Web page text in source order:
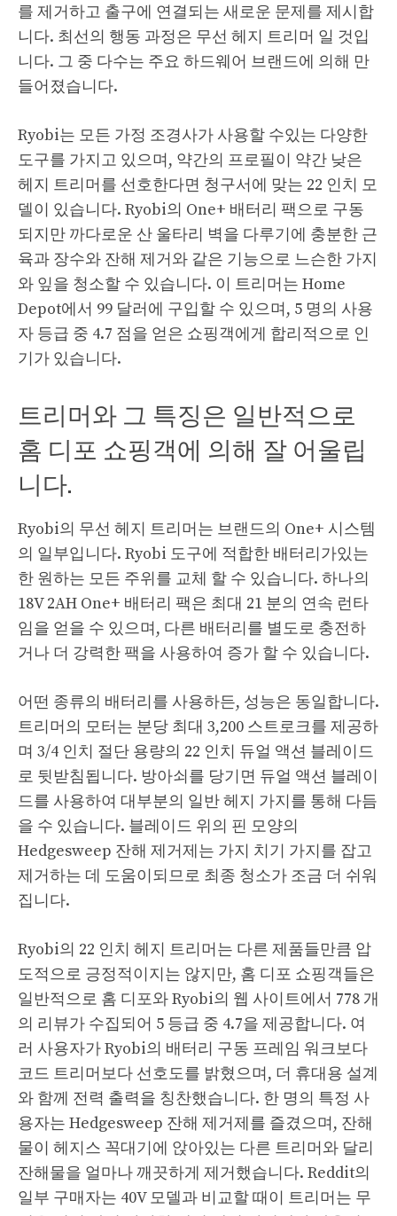
를 제거하고 출구에 연결되는 새로운 문제를 제시합
니다. 최선의 행동 과정은 무선 헤지 트리머 일 것입
니다. 그 중 다수는 주요 하드웨어 브랜드에 의해 만
들어졌습니다.
Ryobi는 모든 가정 조경사가 사용할 수있는 다양한
도구를 가지고 있으며, 약간의 프로필이 약간 낮은
헤지 트리머를 선호한다면 청구서에 맞는 22 인치 모
델이 있습니다. Ryobi의 One+ 배터리 팩으로 구동
되지만 까다로운 산 울타리 벽을 다루기에 충분한 근
육과 장수와 잔해 제거와 같은 기능으로 느슨한 가지
와 잎을 청소할 수 있습니다. 이 트리머는 Home
Depot에서 99 달러에 구입할 수 있으며, 5 명의 사용
자 등급 중 4.7 점을 얻은 쇼핑객에게 합리적으로 인
기가 있습니다.
트리머와 그 특징은 일반적으로
홈 디포 쇼핑객에 의해 잘 어울립
니다.
Ryobi의 무선 헤지 트리머는 브랜드의 One+ 시스템
의 일부입니다. Ryobi 도구에 적합한 배터리가있는
한 원하는 모든 주위를 교체 할 수 있습니다. 하나의
18V 2AH One+ 배터리 팩은 최대 21 분의 연속 런타
임을 얻을 수 있으며, 다른 배터리를 별도로 충전하
거나 더 강력한 팩을 사용하여 증가 할 수 있습니다.
어떤 종류의 배터리를 사용하든, 성능은 동일합니다.
트리머의 모터는 분당 최대 3,200 스트로크를 제공하
며 3/4 인치 절단 용량의 22 인치 듀얼 액션 블레이드
로 뒷받침됩니다. 방아쇠를 당기면 듀얼 액션 블레이
드를 사용하여 대부분의 일반 헤지 가지를 통해 다듬
을 수 있습니다. 블레이드 위의 핀 모양의
Hedgesweep 잔해 제거제는 가지 치기 가지를 잡고
제거하는 데 도움이되므로 최종 청소가 조금 더 쉬워
집니다.
Ryobi의 22 인치 헤지 트리머는 다른 제품들만큼 압
도적으로 긍정적이지는 않지만, 홈 디포 쇼핑객들은
일반적으로 홈 디포와 Ryobi의 웹 사이트에서 778 개
의 리뷰가 수집되어 5 등급 중 4.7을 제공합니다. 여
러 사용자가 Ryobi의 배터리 구동 프레임 워크보다
코드 트리머보다 선호도를 밝혔으며, 더 휴대용 설계
와 함께 전력 출력을 칭찬했습니다. 한 명의 특정 사
용자는 Hedgesweep 잔해 제거제를 즐겼으며, 잔해
물이 헤지스 꼭대기에 앉아있는 다른 트리머와 달리
잔해물을 얼마나 깨끗하게 제거했습니다. Reddit의
일부 구매자는 40V 모델과 비교할 때이 트리머는 무